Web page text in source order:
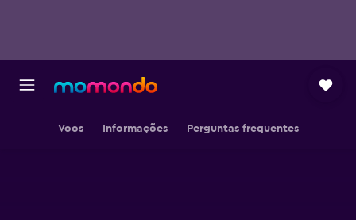
Voos Informações Perguntas frequentes